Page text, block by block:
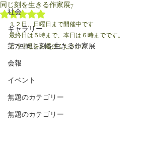
社会
ギャラリー
第7回同じ刻を生きる作家展
会報
イベント
無題のカテゴリー
無題のカテゴリー
同じ刻を生きる作家展7
5つ星のうちNaNと評価されています。
１２日、日曜日まで開催中です
最終日は５時まで、本日は６時までです。
どうぞ足をお運びください♪